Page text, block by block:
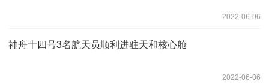
2022-06-06
神舟十四号3名航天员顺利进驻天和核心舱
2022-06-06